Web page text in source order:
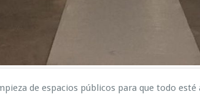
de espacios públicos para que todo